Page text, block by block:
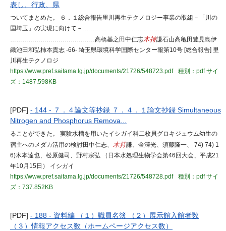
表し、行政、県
ついてまとめた。 ６．１総合報告里川再生テクノロジー事業の取組－「川の
国埼玉」の実現に向けて－………………………………………………………
……………………………………高橋基之田中仁志木持謙石山高亀田豊見島伊
織池田和弘柿本貴志 -66- 埼玉県環境科学国際センター報第10号 [総合報告] 里
川再生テクノロジ
https://www.pref.saitama.lg.jp/documents/21726/548723.pdf
種別：pdfサイ
ズ：1487.598KB
[PDF] - 144 - ７．４論文等抄録 ７．４．１論文抄録 Simultaneous
Nitrogen and Phosphorus Remova...
ることができた。 実験水槽を用いたイシガイ科二枚貝グロキジュウム幼生の
宿主へのメダカ活用の検討田中仁志、 木持謙、金澤光、須藤隆一、 74) 74) 1
6)木本達也、松原健司、野村宗弘 （日本水処理生物学会第46回大会、平成21
年10月15日） イシガイ
https://www.pref.saitama.lg.jp/documents/21726/548728.pdf
種別：pdfサイ
ズ：737.852KB
[PDF] - 188 - 資料編 （１）職員名簿 （２）展示館入館者数
（３）情報アクセス数（ホームページアクセス数）